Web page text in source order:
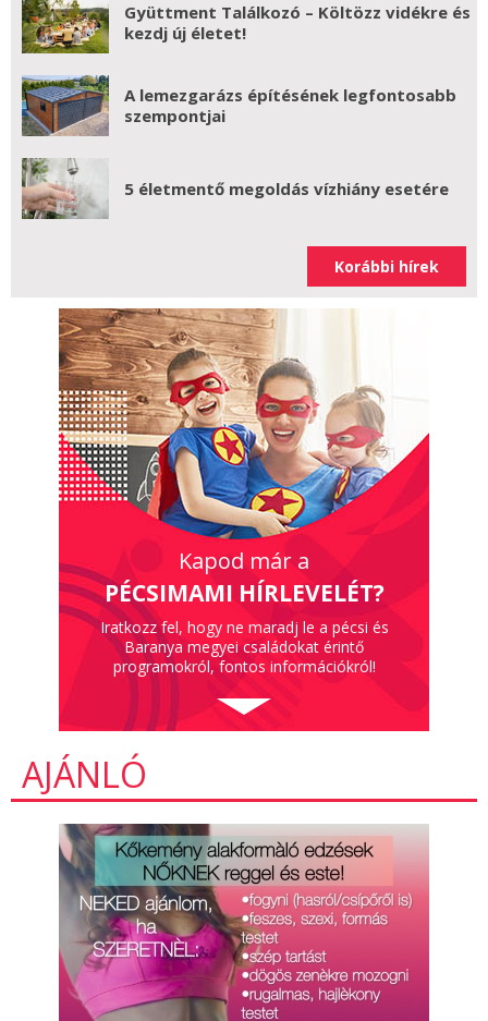
Gyüttment Találkozó – Költözz vidékre és
kezdj új életet!
A lemezgarázs építésének legfontosabb
szempontjai
5 életmentő megoldás vízhiány esetére
Korábbi hírek
Kapod már a
PÉCSIMAMI HÍRLEVELÉT?
Iratkozz fel, hogy ne maradj le a pécsi és
Baranya megyei családokat érintő
programokról, fontos információkról!
AJÁNLÓ